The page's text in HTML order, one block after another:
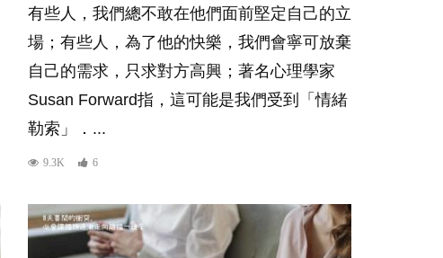
有些人，我們總不敢在他們面前堅定自己的立
場；有些人，為了他的快樂，我們會寧可放棄
自己的需求，只求對方高興；著名心理學家
Susan Forward指，這可能是我們受到「情緒
勒索」．...
9.3K 6